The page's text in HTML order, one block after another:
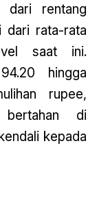
dari rentang
dari rata-rata
saat ini.
hingga
rupee,
bertahan di
kepada